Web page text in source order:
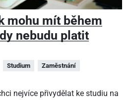
mohu mít během
nebudu platit
Studium
Zaměstnání
nejvíce přivydělat ke studiu na